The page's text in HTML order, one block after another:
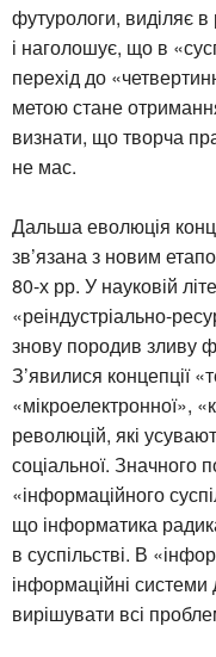
футурологи, виділяє в
і наголошує, що в
перехід до
метою стане
визнати, що творча
не мас.
Дальша еволюція
зв’язана з новим
80-х рр. У науковій
«реіндустріально-
знову породив зливу
З’явилися концепції
«мікроелектронної»,
революцій, які
соціальної. Значного
«інформаційного
що інформатика
в суспільстві. В
інформаційні
вирішувати всі